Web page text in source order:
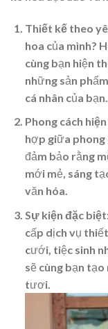
Thiết kế theo
hoa của mình?
cùng bạn hiện
những sản
cá nhân của bạn.
Phong cách
hợp giữa phong
đảm bảo rằng
mới mẻ, sáng
văn hóa.
Sự kiện đặc biệt
cấp dịch vụ
cưới, tiệc sinh
sẽ cùng bạn
tươi.